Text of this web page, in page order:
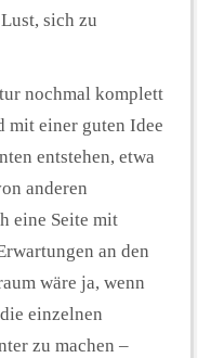
sich zu
nochmal komplett
mit einer guten Idee
entstehen, etwa
anderen
eine Seite mit
an den
wäre ja, wenn
einzelnen
zu machen –